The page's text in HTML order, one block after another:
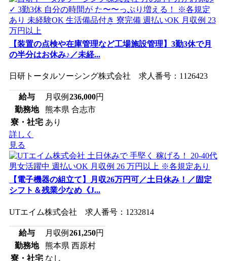
【装置の点検や在庫管理など工場施設管理】3勤3休で月
の半分はお休み♪／未経...
日研トータルソーシング株式会社 求人番号：1126423
給与 月収例 236,000円
勤務地
熊本県 合志市
寮・社宅 あり
詳しく
見る
【電子機器の組立て】月収26万円可／土日休み！／固定
シフト＆残業少なめ《J...
UTエイム株式会社 求人番号：1232814
給与 月収例 261,250円
勤務地
熊本県 西原村
寮・社宅 なし